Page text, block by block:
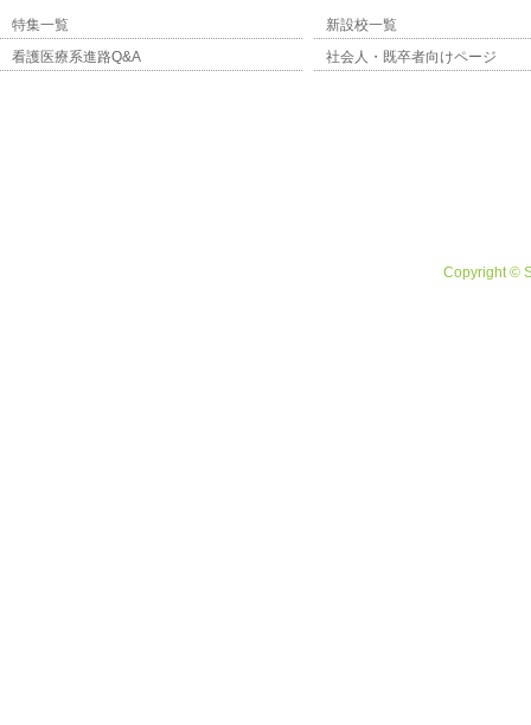
特集一覧
新設校一覧
看護医療系進路Q&A
社会人・既卒者向けページ
Copyright ©